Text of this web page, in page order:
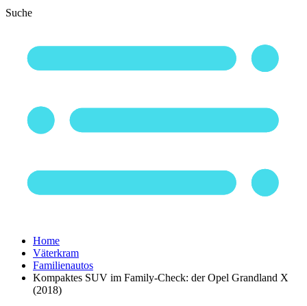
Suche
Home
Väterkram
Familienautos
Kompaktes SUV im Family-Check: der Opel Grandland X
(2018)